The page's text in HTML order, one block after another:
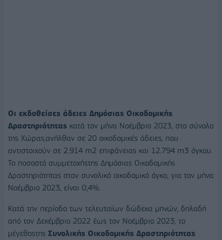
Οι εκδοθείσες άδειες Δημόσιας Οικοδομικής
Δραστηριότητας κατά τον μήνα Νοέμβριο 2023, στο σύνολο
της Χώρας,ανήλθαν σε 20 οικοδομικές άδειες, που
αντιστοιχούν σε 2.914 m2 επιφάνειας και 12.794 m3 όγκου.
Το ποσοστό συμμετοχήςτης Δημόσιας Οικοδομικής
Δραστηριότητας στον συνολικό οικοδομικό όγκο, για τον μήνα
Νοέμβριο 2023, είναι 0,4%.
Κατά την περίοδο των τελευταίων δώδεκα μηνών, δηλαδή
από τον Δεκέμβριο 2022 έως τον Νοέμβριο 2023, το
μέγεθοςτης Συνολικής Οικοδομικής Δραστηριότητας